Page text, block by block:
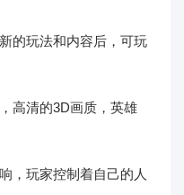
的玩法和内容后，可玩
高清的3D画质，英雄
，玩家控制着自己的人